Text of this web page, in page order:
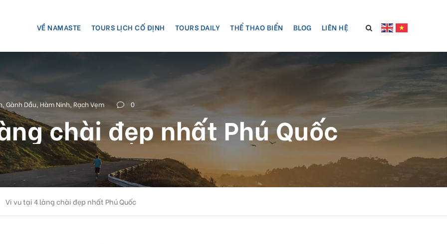
VỀ NAMASTE TOURS LỊCH CỐ ĐỊNH TOURS DAILY THỂ THAO BIỂN BLOG LIÊN HỆ
, Gành Dầu, Hàm Ninh, Rạch Vẹm 0
chài đẹp nhất Phú Quốc
Vi vu tại 4 làng chài đẹp nhất Phú Quốc